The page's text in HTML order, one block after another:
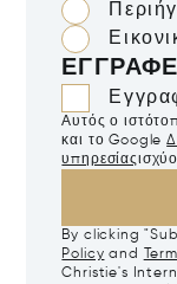
Αυτός ο
και το Google
υπηρεσίας
By clicking
Policy and
Christie's